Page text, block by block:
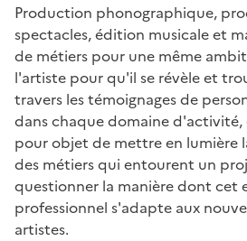
Production phonographique,
spectacles, édition musicale et
de métiers pour une même
l'artiste pour qu'il se révèle et
travers les témoignages de
dans chaque domaine
pour objet de mettre en lumière
des métiers qui entourent un
questionner la manière dont cet
professionnel s'adapte aux
artistes.